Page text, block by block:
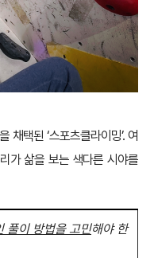
택된 ‘스포츠클라이밍’. 여
가 삶을 보는 색다른 시야를
풀이 방법을 고민해야 한